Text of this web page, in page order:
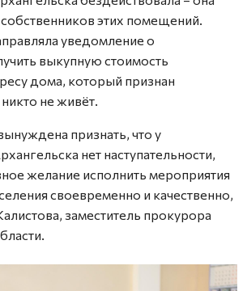
собственников этих помещений.
уведомление о
выкупную стоимость
дома, который признан
не живёт.
признать, что у
нет наступательности,
желание исполнить мероприятия
своевременно и качественно,
заместитель прокурора